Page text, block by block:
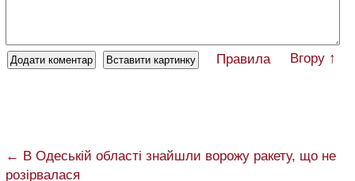
Правила Вгору ↑
← В Одеській області знайшли ворожу ракету, що не
розірвалася